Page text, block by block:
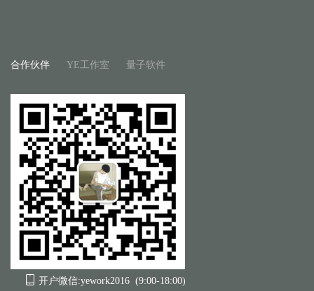
合作伙伴 YE工作室 量子软件
开户微信:yework2016 (9:00-18:00)